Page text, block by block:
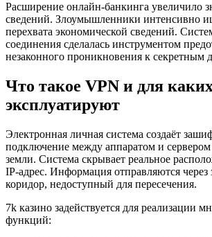
Расширение онлайн-банкинга увеличило
сведений. Злоумышленники интенсивно
перехвата экономической сведений.
соединения сделалась инструментом
незаконного проникновения к секретным
Что такое VPN и для
эксплуатируют
Электронная личная система создаёт
подключение между аппаратом и сервером
земли. Система скрывает реальное
IP-адрес. Информация отправляются
коридор, недоступный для пересечения.
7k казино задействуется для реализации
функций: